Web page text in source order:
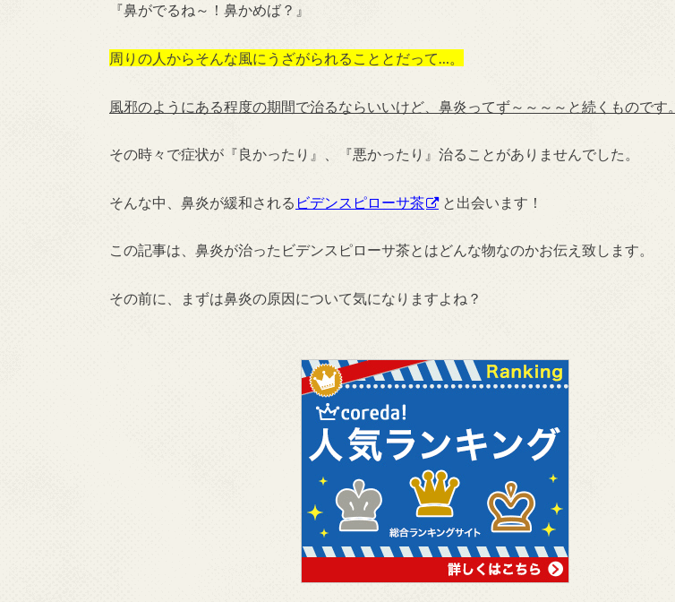
『鼻がでるね～！鼻かめば？』
周りの人からそんな風にうざがられることとだって…。
風邪のようにある程度の期間で治るならいいけど、鼻炎ってず～～～～と続くものです。
その時々で症状が『良かったり』、『悪かったり』治ることがありませんでした。
そんな中、鼻炎が緩和される ビデンスピローサ茶 と出会います！
この記事は、鼻炎が治ったビデンスピローサ茶とはどんな物なのかお伝え致します。
その前に、まずは鼻炎の原因について気になりますよね？